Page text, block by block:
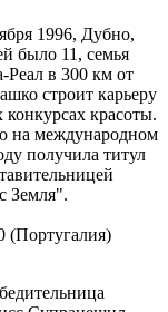
1996, Дубно,
было 11, семья
Реал в 300 км от
строит карьеру
красоты.
на международном
получила титул
Земля".